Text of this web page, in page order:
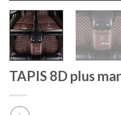
TAPIS 8D plus